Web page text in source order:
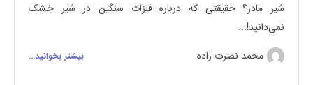
شیر مادر؟ حقیقتی که درباره فلزات سنگین در شیر خشک
نمی‌دانید!...
محمد نصرت زاده
بیشتر بخوانید...